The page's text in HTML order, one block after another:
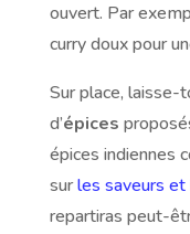
ouvert. Par
curry doux pour
Sur place, laisse-
d’épices
épices indiennes
surles saveurs et
repartiras peut-